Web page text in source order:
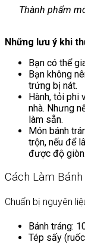
Thành phẩm
Những lưu ý khi
Bạn có thể
Bạn không
trứng bị nát.
Hành, tỏi phi
nhà. Nhưng
làm sẵn.
Món bánh
trộn, nếu để
được độ giòn.
Cách Làm
Chuẩn bị nguyên
Bánh tráng:
Tép sấy